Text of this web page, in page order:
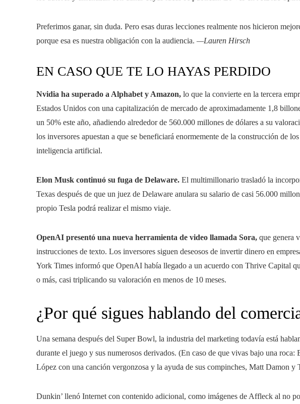
Preferimos ganar, sin duda. Pero esas duras lecciones realmente nos hicieron
porque esa es nuestra obligación con la audiencia. —Lauren Hirsch
EN CASO QUE TE LO HAYAS PERDIDO
Nvidia ha superado a Alphabet y Amazon, lo que la convierte en la tercera
Estados Unidos con una capitalización de mercado de aproximadamente 1,8
un 50% este año, añadiendo alrededor de 560.000 millones de dólares a su
los inversores apuestan a que se beneficiará enormemente de la construcción de
inteligencia artificial.
Elon Musk continuó su fuga de Delaware. El multimillonario trasladó la
Texas después de que un juez de Delaware anulara su salario de casi 56.000
propio Tesla podrá realizar el mismo viaje.
OpenAI presentó una nueva herramienta de video llamada Sora, que genera
instrucciones de texto. Los inversores siguen deseosos de invertir dinero en
York Times informó que OpenAI había llegado a un acuerdo con Thrive Capital
o más, casi triplicando su valoración en menos de 10 meses.
¿Por qué sigues hablando del
Una semana después del Super Bowl, la industria del marketing todavía está
durante el juego y sus numerosos derivados. (En caso de que vivas bajo una
López con una canción vergonzosa y la ayuda de sus compinches, Matt Damon y
Dunkin’ llenó Internet con contenido adicional, como imágenes de Affleck al no